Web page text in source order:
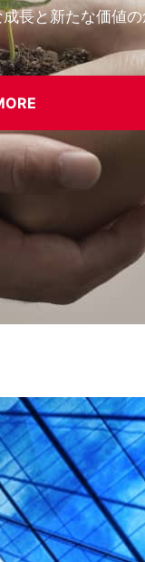
長と新たな価値